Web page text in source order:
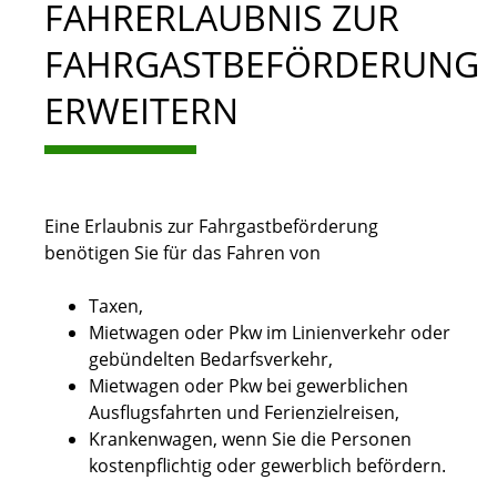
FAHRERLAUBNIS ZUR
FAHRGASTBEFÖRDERUNG
ERWEITERN
Eine Erlaubnis zur Fahrgastbeförderung
benötigen Sie für das Fahren von
Taxen,
Mietwagen oder Pkw im Linienverkehr oder
gebündelten Bedarfsverkehr,
Mietwagen oder Pkw bei gewerblichen
Ausflugsfahrten und Ferienzielreisen,
Krankenwagen, wenn Sie die Personen
kostenpflichtig oder gewerblich befördern.